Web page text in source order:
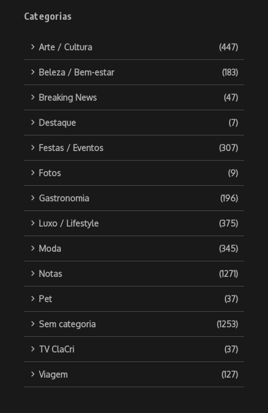
Categorias
Arte / Cultura (447)
Beleza / Bem-estar (183)
Breaking News (47)
Destaque (7)
Festas / Eventos (307)
Fotos (9)
Gastronomia (196)
Luxo / Lifestyle (375)
Moda (345)
Notas (1271)
Pet (37)
Sem categoria (1253)
TV ClaCri (37)
Viagem (127)